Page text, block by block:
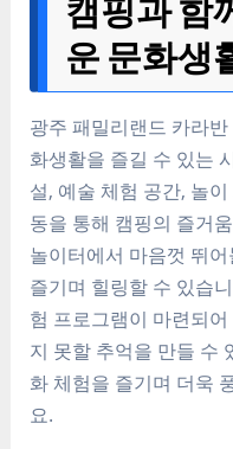
캠핑과 함
운 문화생
광주 패밀리랜드 카라
화생활을 즐길 수 있는
설, 예술 체험 공간, 놀
동을 통해 캠핑의 즐거
놀이터에서 마음껏 뛰
즐기며 힐링할 수 있습
험 프로그램이 마련되
지 못할 추억을 만들 수
화 체험을 즐기며 더욱
요.